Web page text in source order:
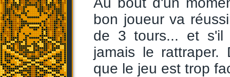
bon joueur va
de 3 tours... et s'il
jamais le rattraper.
que le jeu est trop